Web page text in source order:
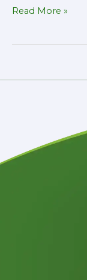
Read More »